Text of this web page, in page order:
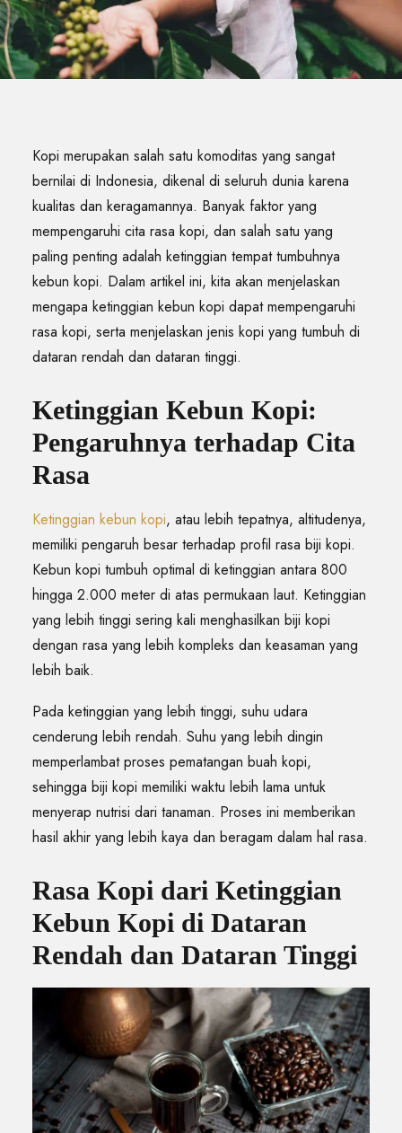
Kopi merupakan salah satu komoditas yang sangat
bernilai di Indonesia, dikenal di seluruh dunia karena
kualitas dan keragamannya. Banyak faktor yang
mempengaruhi cita rasa kopi, dan salah satu yang
paling penting adalah ketinggian tempat tumbuhnya
kebun kopi. Dalam artikel ini, kita akan menjelaskan
mengapa ketinggian kebun kopi dapat mempengaruhi
rasa kopi, serta menjelaskan jenis kopi yang tumbuh di
dataran rendah dan dataran tinggi.
Ketinggian Kebun Kopi:
Pengaruhnya terhadap Cita
Rasa
Ketinggian kebun kopi, atau lebih tepatnya, altitudenya,
memiliki pengaruh besar terhadap profil rasa biji kopi.
Kebun kopi tumbuh optimal di ketinggian antara 800
hingga 2.000 meter di atas permukaan laut. Ketinggian
yang lebih tinggi sering kali menghasilkan biji kopi
dengan rasa yang lebih kompleks dan keasaman yang
lebih baik.
Pada ketinggian yang lebih tinggi, suhu udara
cenderung lebih rendah. Suhu yang lebih dingin
memperlambat proses pematangan buah kopi,
sehingga biji kopi memiliki waktu lebih lama untuk
menyerap nutrisi dari tanaman. Proses ini memberikan
hasil akhir yang lebih kaya dan beragam dalam hal rasa.
Rasa Kopi dari Ketinggian
Kebun Kopi di Dataran
Rendah dan Dataran Tinggi